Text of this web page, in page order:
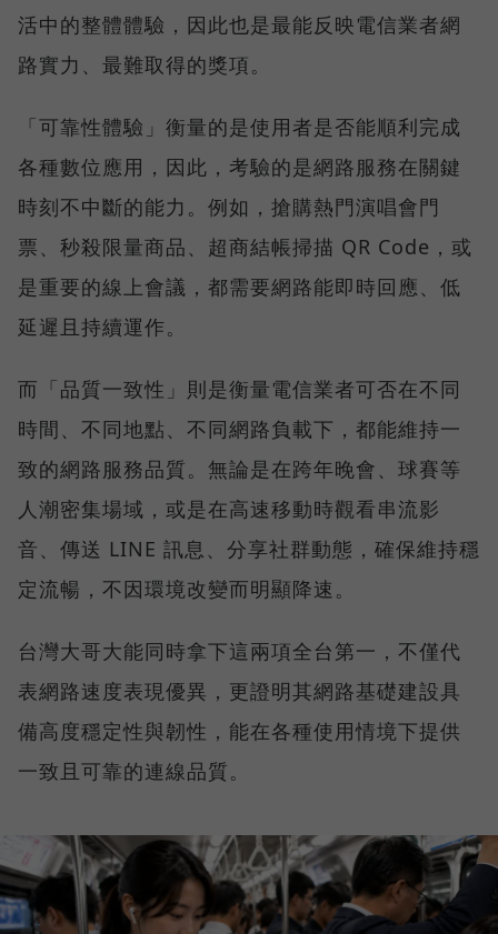
活中的整體體驗，因此也是最能反映電信業者網
路實力、最難取得的獎項。
「可靠性體驗」衡量的是使用者是否能順利完成
各種數位應用，因此，考驗的是網路服務在關鍵
時刻不中斷的能力。例如，搶購熱門演唱會門
票、秒殺限量商品、超商結帳掃描 QR Code，或
是重要的線上會議，都需要網路能即時回應、低
延遲且持續運作。
而「品質一致性」則是衡量電信業者可否在不同
時間、不同地點、不同網路負載下，都能維持一
致的網路服務品質。無論是在跨年晚會、球賽等
人潮密集場域，或是在高速移動時觀看串流影
音、傳送 LINE 訊息、分享社群動態，確保維持穩
定流暢，不因環境改變而明顯降速。
台灣大哥大能同時拿下這兩項全台第一，不僅代
表網路速度表現優異，更證明其網路基礎建設具
備高度穩定性與韌性，能在各種使用情境下提供
一致且可靠的連線品質。